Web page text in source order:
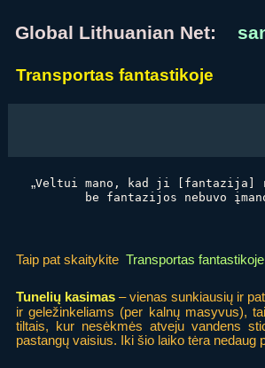
Global Lithuanian Net:
Transportas fantastikoje
„Veltui mano, kad ji [fantazija]
be fantazijos nebuvo
Taip pat skaitykite Transportas fantastikoje
Tunelių kasimas – vienas sunkiausių ir
ir geležinkeliams (per kalnų masyvus),
tiltais, kur nesėkmės atveju vandens
pastangų vaisius. Iki šio laiko tėra nedaug